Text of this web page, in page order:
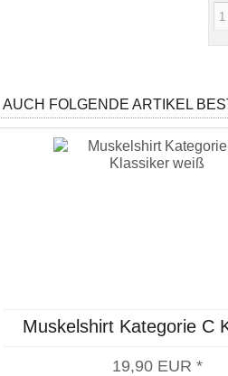
FOLGENDE ARTIKEL
Muskelshirt Kategorie C
weiß
19,90 EUR *